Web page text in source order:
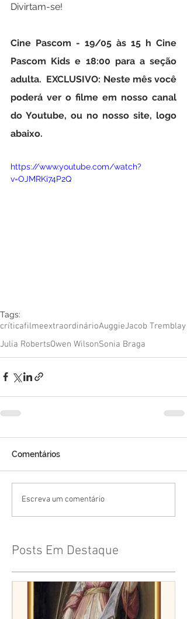
Divirtam-se!
Cine Pascom - 19/05 às 15 h Cine
Pascom Kids e 18:00 para a seção
adulta.  EXCLUSIVO: Neste mês você
poderá ver o filme em nosso canal
do Youtube, ou no nosso site, logo
abaixo.
https://www.youtube.com/watch?
v=OJMRKi74P2Q
Tags:
críticafilmeextraordinárioAuggieJacob Tremblay
Julia RobertsOwen WilsonSonia Braga
Comentários
Escreva um comentário
Posts Em Destaque